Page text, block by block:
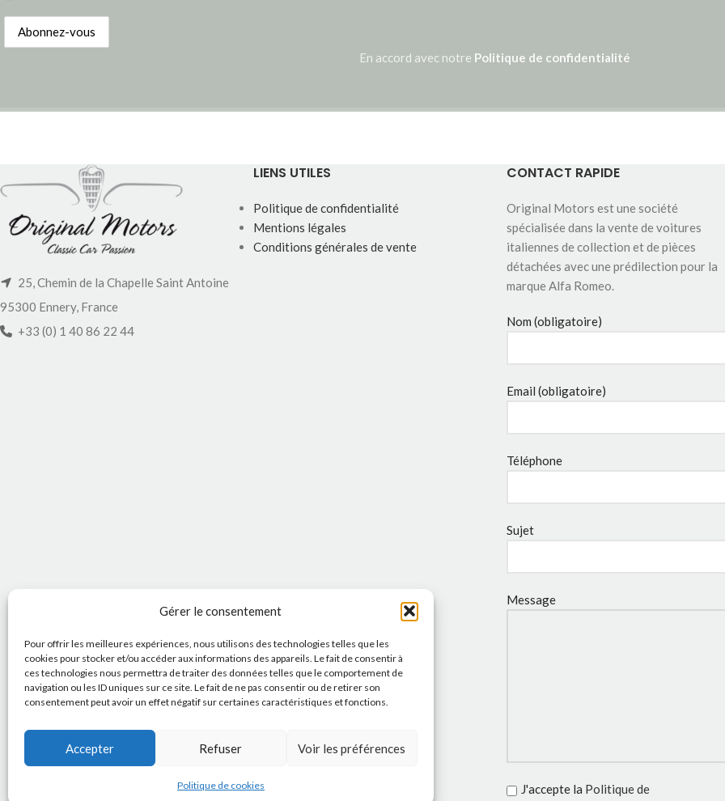
Gérer le consentement
Pour offrir les meilleures expériences, nous utilisons des technologies telles que les
cookies pour stocker et/ou accéder aux informations des appareils. Le fait de consentir à
ces technologies nous permettra de traiter des données telles que le comportement de
navigation ou les ID uniques sur ce site. Le fait de ne pas consentir ou de retirer son
consentement peut avoir un effet négatif sur certaines caractéristiques et fonctions.
Accepter Refuser Voir les préférences
Politique de cookies
En accord avec notre Politique de confidentialité
25, Chemin de la Chapelle Saint Antoine
95300 Ennery, France
+33 (0) 1 40 86 22 44
LIENS UTILES
Politique de confidentialité
Mentions légales
Conditions générales de vente
CONTACT RAPIDE
Original Motors est une société
spécialisée dans la vente de voitures
italiennes de collection et de pièces
détachées avec une prédilection pour la
marque Alfa Romeo.
Nom (obligatoire)
Email (obligatoire)
Téléphone
Sujet
Message
J'accepte la Politique de